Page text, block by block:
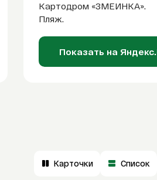
Картодром «ЗМЕИНКА».
Пляж.
Показать на
Карточки Список